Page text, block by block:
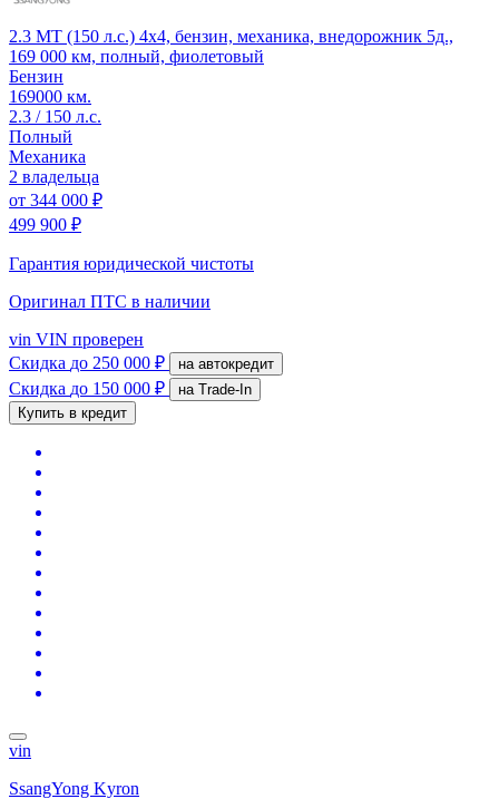
2.3 MT (150 л.с.) 4x4, бензин, механика, внедорожник 5д.,
169 000 км, полный, фиолетовый
Бензин
169000 км.
2.3 / 150 л.с.
Полный
Механика
2 владельца
от 344 000 ₽
499 900 ₽
Гарантия юридической чистоты
Оригинал ПТС в наличии
vin VIN проверен
Скидка до 250 000 ₽ на автокредит
Скидка до 150 000 ₽
на Trade-In
Купить в кредит
vin
SsangYong Kyron